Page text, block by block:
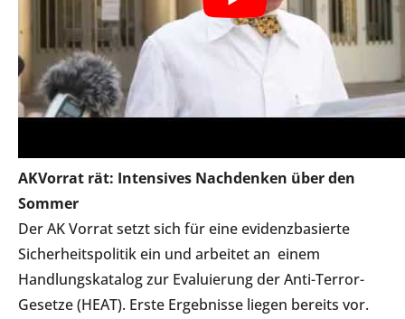
AKVorrat rät: Intensives Nachdenken über den
Sommer
Der AK Vorrat setzt sich für eine evidenzbasierte
Sicherheitspolitik ein und arbeitet an einem
Handlungskatalog zur Evaluierung der Anti-Terror-
Gesetze (HEAT). Erste Ergebnisse liegen bereits vor.